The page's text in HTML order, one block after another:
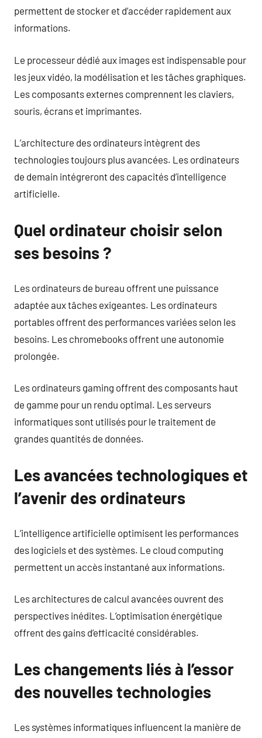
permettent de stocker et d’accéder rapidement aux
informations.
Le processeur dédié aux images est indispensable pour
les jeux vidéo, la modélisation et les tâches graphiques.
Les composants externes comprennent les claviers,
souris, écrans et imprimantes.
L’architecture des ordinateurs intègrent des
technologies toujours plus avancées. Les ordinateurs
de demain intégreront des capacités d’intelligence
artificielle.
Quel ordinateur choisir selon
ses besoins ?
Les ordinateurs de bureau offrent une puissance
adaptée aux tâches exigeantes. Les ordinateurs
portables offrent des performances variées selon les
besoins. Les chromebooks offrent une autonomie
prolongée.
Les ordinateurs gaming offrent des composants haut
de gamme pour un rendu optimal. Les serveurs
informatiques sont utilisés pour le traitement de
grandes quantités de données.
Les avancées technologiques et
l’avenir des ordinateurs
L’intelligence artificielle optimisent les performances
des logiciels et des systèmes. Le cloud computing
permettent un accès instantané aux informations.
Les architectures de calcul avancées ouvrent des
perspectives inédites. L’optimisation énergétique
offrent des gains d’efficacité considérables.
Les changements liés à l’essor
des nouvelles technologies
Les systèmes informatiques influencent la manière de